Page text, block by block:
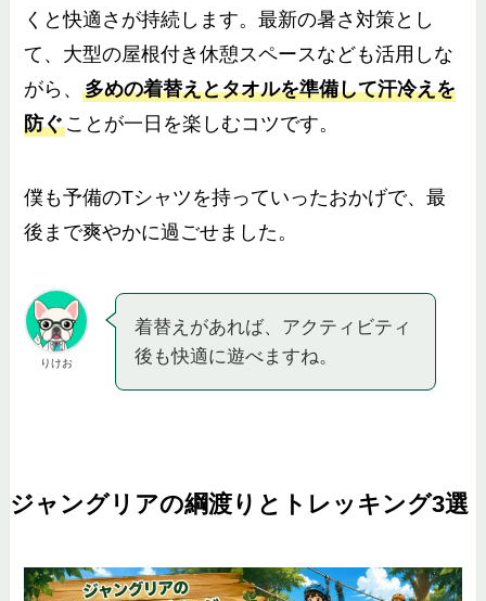
くと快適さが持続します。最新の暑さ対策とし
て、大型の屋根付き休憩スペースなども活用しな
がら、多めの着替えとタオルを準備して汗冷えを
防ぐことが一日を楽しむコツです。
僕も予備のTシャツを持っていったおかげで、最
後まで爽やかに過ごせました。
りけお
着替えがあれば、アクティビティ
後も快適に遊べますね。
ジャングリアの綱渡りとトレッキング3選